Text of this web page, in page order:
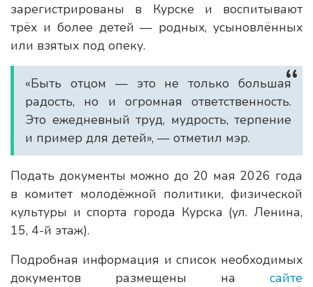
зарегистрированы в Курске и воспитывают
трёх и более детей — родных, усыновлённых
или взятых под опеку.
«Быть отцом — это не только большая
радость, но и огромная ответственность.
Это ежедневный труд, мудрость, терпение
и пример для детей», — отметил мэр.
Подать документы можно до 20 мая 2026 года
в комитет молодёжной политики, физической
культуры и спорта города Курска (ул. Ленина,
15, 4-й этаж).
Подробная информация и список необходимых
документов размещены на сайте